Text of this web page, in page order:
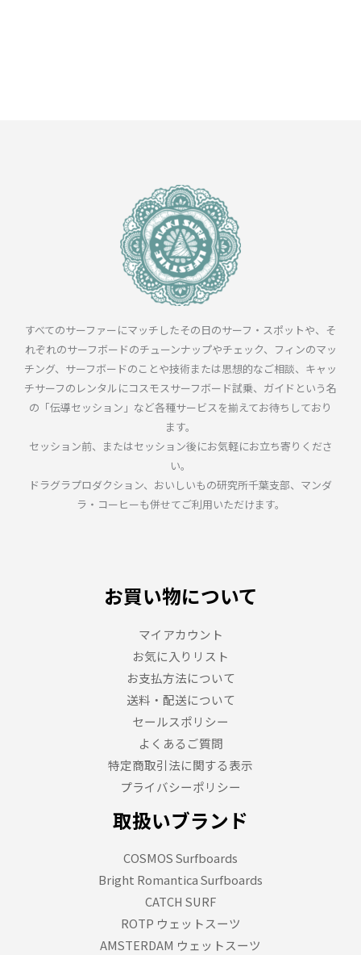
すべてのサーファーにマッチしたその日のサーフ・スポットや、そ
れぞれのサーフボードのチューンナップやチェック、フィンのマッ
チング、サーフボードのことや技術または思想的なご相談、キャッ
チサーフのレンタルにコスモスサーフボード試乗、ガイドという名
の「伝導セッション」など各種サービスを揃えてお待ちしており
ます。
セッション前、またはセッション後にお気軽にお立ち寄りくださ
い。
ドラグラプロダクション、おいしいもの研究所千葉支部、マンダ
ラ・コーヒーも併せてご利用いただけます。
お買い物について
マイアカウント
お気に入りリスト
お支払方法について
送料・配送について
セールスポリシー
よくあるご質問
特定商取引法に関する表示
プライバシーポリシー
取扱いブランド
COSMOS Surfboards
Bright Romantica Surfboards
CATCH SURF
ROTP ウェットスーツ
AMSTERDAM ウェットスーツ